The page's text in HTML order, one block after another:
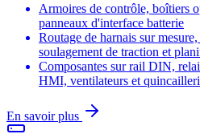
Armoires de contrôle, boîtiers
panneaux d'interface batterie
Routage de harnais sur
soulagement de traction et
Composantes sur rail DIN,
HMI, ventilateurs et
En savoir plus